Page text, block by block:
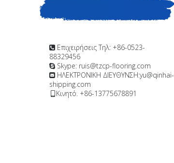
ΜΑΣ
 Επιχειρήσεις Τηλ: +86-0523-
88329456
 Skype: ruis@tzcp-flooring.com
 ΗΛΕΚΤΡΟΝΙΚΗ ΔΙΕΥΘΥΝΣΗ:yu@qinhai-
shipping.com
Κινητό. +86-13775678891